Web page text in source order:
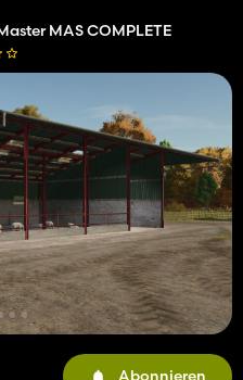
Abonnieren
MAS COMPLETE